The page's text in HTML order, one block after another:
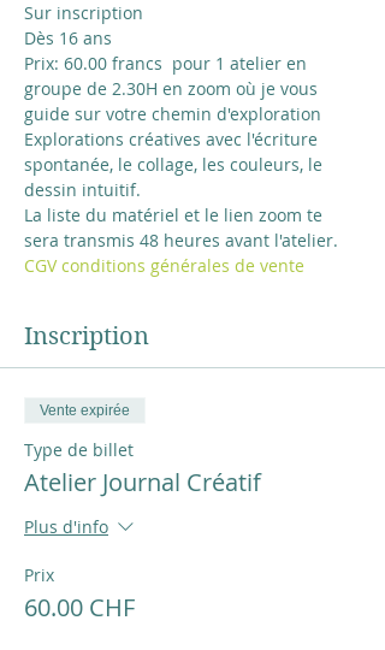
Sur inscription
Dès 16 ans
Prix: 60.00 francs  pour 1 atelier en
groupe de 2.30H en zoom où je vous
guide sur votre chemin d'exploration
Explorations créatives avec l'écriture
spontanée, le collage, les couleurs, le
dessin intuitif.
La liste du matériel et le lien zoom te
sera transmis 48 heures avant l'atelier.
CGV conditions générales de vente
Inscription
Vente expirée
Type de billet
Atelier Journal Créatif
Plus d'info
Prix
60.00 CHF